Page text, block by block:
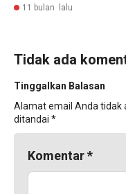
11 bulan lalu
Tidak ada
Tinggalkan Balasan
Alamat email Anda tidak
ditandai *
Komentar*